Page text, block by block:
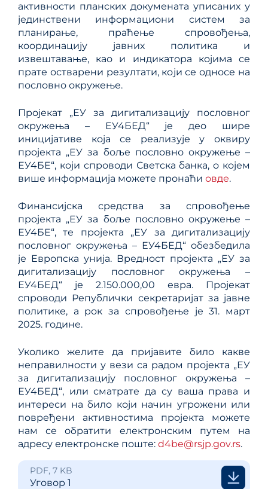
активности планских докумената уписаних у
јединствени информациони систем за
планирање, праћење спровођења,
координацију јавних политика и
извештавање, као и индикатора којима се
прате остварени резултати, који се односе на
пословно окружење.
Пројекат „ЕУ за дигитализацију пословног
окружења – ЕУ4БЕД“ је део шире
иницијативе која се реализује у оквиру
пројекта „ЕУ за боље пословно окружење –
ЕУ4БЕ“, који спроводи Светска банка, о којем
више информација можете пронаћи овде.
Финансијска средства за спровођење
пројекта „ЕУ за боље пословно окружење –
ЕУ4БЕ“, те пројекта „ЕУ за дигитализацију
пословног окружења – ЕУ4БЕД“ обезбедила
је Европска унија. Вредност пројекта „ЕУ за
дигитализацију пословног окружења –
ЕУ4БЕД“ је 2.150.000,00 евра. Пројекат
спроводи Републички секретаријат за јавне
политике, а рок за спровођење је 31. март
2025. године.
Уколико желите да пријавите било какве
неправилности у вези са радом пројекта „ЕУ
за дигитализацију пословног окружења –
ЕУ4БЕД“, или сматрате да су ваша права и
интереси на било који начин угрожени или
повређени активностима пројекта можете
нам се обратити електронским путем на
адресу електронске поште: d4be@rsjp.gov.rs.
PDF, 7 KB
Уговор 1